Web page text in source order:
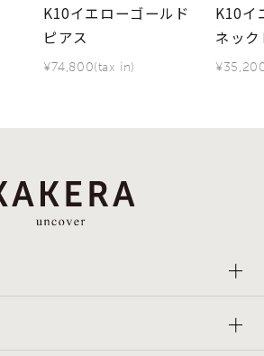
K10イエローゴールド
ピアス
¥74,800(tax in)
K10イ
ネッ